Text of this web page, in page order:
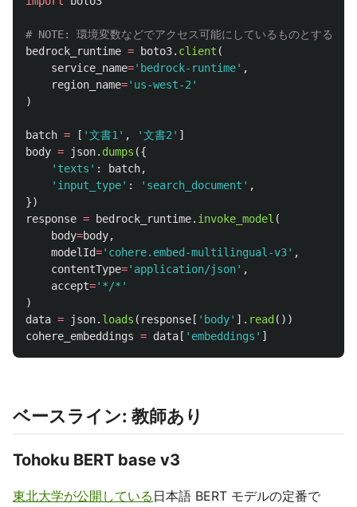
bedrock_runtime = boto3. client (
service_name=' bedrock-runtime' ,
region_name=' us-west-2 '
)
batch = [ '文書1 ' , '文書2 ' ]
body = json. dumps ({
' texts ' : batch,
' input_type' : ' search_document ' ,
})
response = bedrock_runtime. invoke_model (
body=body,
modelId=' cohere.embed-multilingual-v3' ,
contentType=' application/json' ,
accept=' */* '
)
data = json. loads ( response [ ' body' ]. read ())
cohere_embeddings = data [ ' embeddings ' ]
ベースライン: 教師あり
Tohoku BERT base v3
東北大学が公開している 日本語 BERT モデルの定番で